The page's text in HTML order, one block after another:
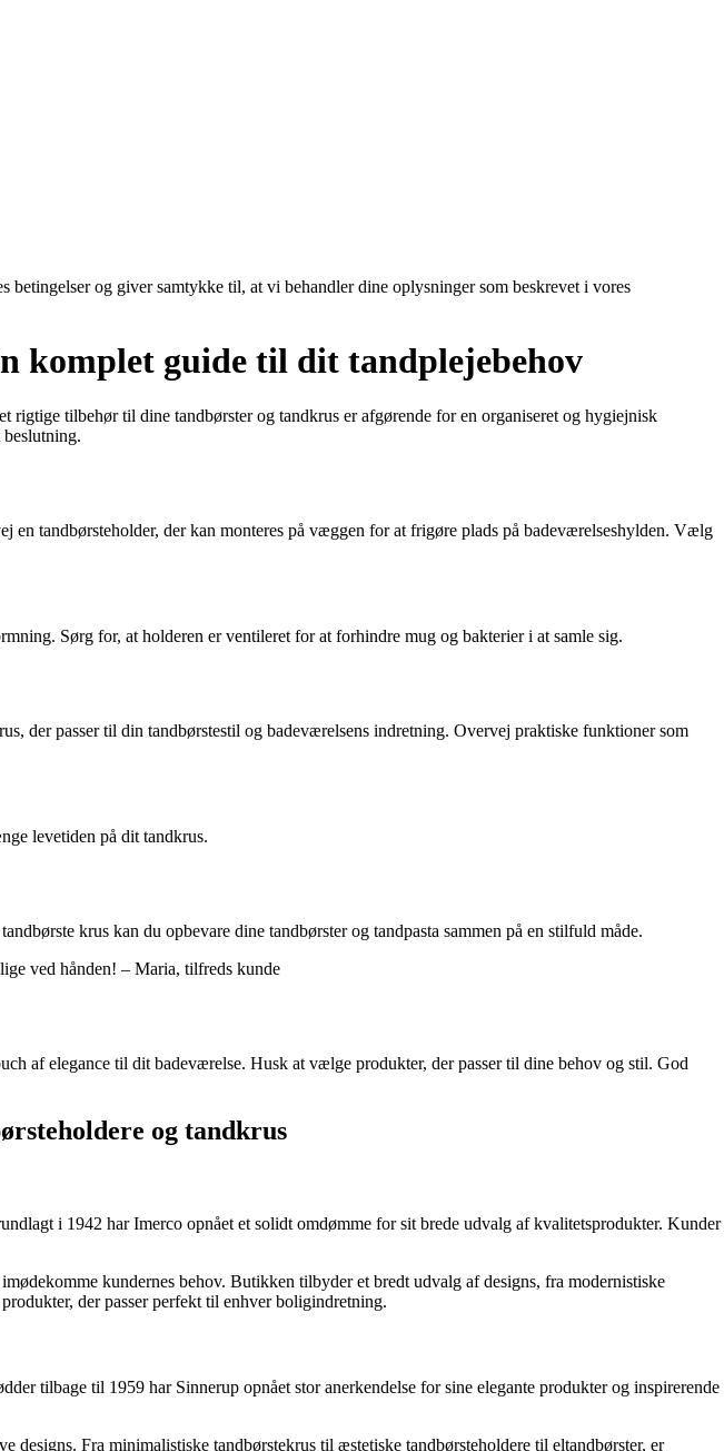
og giver samtykke til, at vi behandler dine oplysninger som beskrevet i vores
komplet guide til dit tandplejebehov
tilbehør til dine tandbørster og tandkrus er afgørende for en organiseret og hygiejnisk
en tandbørsteholder, der kan monteres på væggen for at frigøre plads på badeværelseshylden. Vælg
Sørg for, at holderen er ventileret for at forhindre mug og bakterier i at samle sig.
der passer til din tandbørstestil og badeværelsens indretning. Overvej praktiske funktioner som
levetiden på dit tandkrus.
krus kan du opbevare dine tandbørster og tandpasta sammen på en stilfuld måde.
ved hånden! – Maria, tilfreds kunde
af elegance til dit badeværelse. Husk at vælge produkter, der passer til dine behov og stil. God
og tandkrus
i 1942 har Imerco opnået et solidt omdømme for sit brede udvalg af kvalitetsprodukter. Kunder
kundernes behov. Butikken tilbyder et bredt udvalg af designs, fra modernistiske
der passer perfekt til enhver boligindretning.
tilbage til 1959 har Sinnerup opnået stor anerkendelse for sine elegante produkter og inspirerende
Fra minimalistiske tandbørstekrus til æstetiske tandbørsteholdere til eltandbørster, er